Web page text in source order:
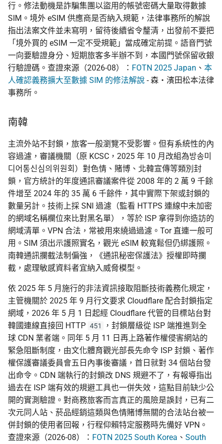
行。修法動機是詐騙集團以盜用的帳號密碼大量取得數據
SIM。境外 eSIM 供應商是否納入規範，法律事務所的解說
指出法案文件並未寫明，留待後續省令釐清，出發前不要把
「境外買的 eSIM 一定不受規範」當成確定前提。語音門號
一向要驗證身分、短期旅客多半辦不到，本國門號保留收銀
行驗證碼。查證來源（2026-08）： FOTN 2025 Japan 、 本
人確認義務擴大至數據 SIM 的修法解說 - 森・濱田松本法律
事務所。
南韓
主流外站不封鎖，旅客一般瀏覽不受影響。但有系統性的內
容過濾，審議機關（原 KCSC，2025 年 10 月改組為방송미
디어통신심의위원회）對色情、賭博、北韓宣傳等類別封
鎖，官方統計的年度通訊審議案件從 2008 年的 2 萬 9 千餘
件增至 2024 年的 35 萬 6 千餘件，其中實際下架或封鎖的
數量另計。技術上採 SNI 過濾（監看 HTTPS 連線中未加密
的網域名稱欄位來比對黑名單），等於 ISP 拿得到你造訪的
網域清單。VPN 合法，常被用來繞過過濾。Tor 直連一般可
用。SIM 須出示護照實名，觀光 eSIM 較寬鬆但仍綁護照。
南韓通訊攔截法制偏強，《通訊秘密保護法》授權即時攔
截，處理敏感資料者宜納入威脅模型。
依 2025 年 5 月施行的非法資訊接取阻斷技術義務化規定，
主管機關於 2025 年 9 月行文要求 Cloudflare 配合封鎖指定
網域，2026 年 5 月 1 日起經 Cloudflare 代管的目標站台對
韓國連線直接回 HTTP 451
，封鎖層級從 ISP 端推進到全
球 CDN 業者端。同年 5 月 11 日再上路著作權侵害網站的
緊急阻斷制度，由文化體育觀光部長先命令 ISP 封鎖、著作
權保護審議委員會五日內事後審議，首日就對 34 個站台發
出命令。CDN 端執行的封鎖改 DNS 規避不了，有報導指出
過去在 ISP 端有效的規避工具也一併失效，這點目前缺少公
開的實測驗證。對商務旅客而言真正的風險是誤封，已有二
次元同人站、菸品經銷這類與色情賭博無關的合法站台被一
併封鎖的使用者回報，行程仰賴特定服務時先備好 VPN。
查證來源（2026-08）： FOTN 2025 South Korea 、 South